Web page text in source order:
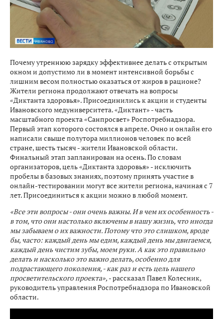
Почему утреннюю зарядку эффективнее делать с открытым
окном и допустимо ли в момент интенсивной борьбы с
лишним весом полностью оказаться от жиров в рационе?
Жители региона продолжают отвечать на вопросы
«Диктанта здоровья». Присоединились к акции и студенты
Ивановского медуниверситета. «Диктант» - часть
масштабного проекта «Санпросвет» Роспотребнадзора.
Первый этап которого состоялся в апреле. Очно и онлайн его
написали свыше полутора миллионов человек по всей
стране, шесть тысяч - жители Ивановской области.
Финальный этап запланирован на осень. По словам
организаторов, цель «Диктанта здоровья» - исключить
пробелы в базовых знаниях, поэтому принять участие в
онлайн-тестировании могут все жители региона, начиная с 7
лет. Присоединиться к акции можно в любой момент.
«Все эти вопросы - они очень важны. И в чем их особенность -
в том, что они настолько включены в нашу жизнь, что иногда
мы забываем о их важности. Потому что это слишком, вроде
бы, часто: каждый день мы едим, каждый день мы двигаемся,
каждый день чистим зубы, моем руки. А как это правильно
делать и насколько это важно делать, особенно для
подрастающего поколения, - как раз и есть цель нашего
просветительского проекта», - рассказал Павел Колесник,
руководитель управления Роспотребнадзора по Ивановской
области.